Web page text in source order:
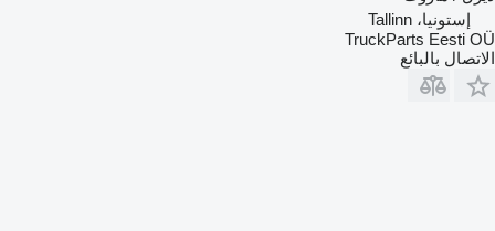
إستونيا، Tallinn
TruckParts Eesti OÜ
الاتصال بالبائع